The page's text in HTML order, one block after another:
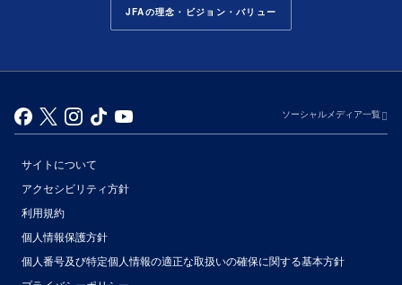
JFAの理念・ビジョン・バリュー
ソーシャルメディア一覧
サイトについて
アクセシビリティ方針
利用規約
個人情報保護方針
個人番号及び特定個人情報の適正な取扱いの確保に関する基本方針